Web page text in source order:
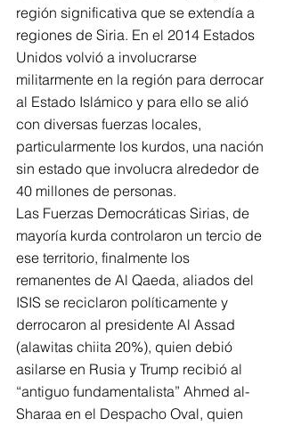
región significativa que se extendía a
regiones de Siria. En el 2014 Estados
Unidos volvió a involucrarse
militarmente en la región para derrocar
al Estado Islámico y para ello se alió
con diversas fuerzas locales,
particularmente los kurdos, una nación
sin estado que involucra alrededor de
40 millones de personas.
Las Fuerzas Democráticas Sirias, de
mayoría kurda controlaron un tercio de
ese territorio, finalmente los
remanentes de Al Qaeda, aliados del
ISIS se reciclaron políticamente y
derrocaron al presidente Al Assad
(alawitas chiita 20%), quien debió
asilarse en Rusia y Trump recibió al
“antiguo fundamentalista” Ahmed al-
Sharaa en el Despacho Oval, quien